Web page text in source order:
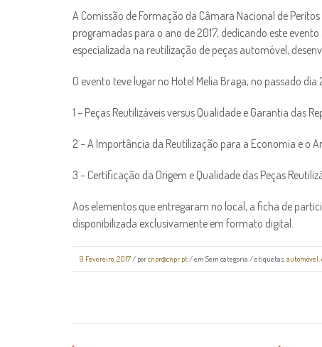
A Comissão de Formação da Câmara Nacional de
programadas para o ano de 2017, dedicando este
especializada na reutilização de peças automóvel,
O evento teve lugar no Hotel Melia Braga, no passado
1 – Peças Reutilizáveis versus Qualidade e Garantia das
2 – A Importância da Reutilização para a Economia e o
3 – Certificação da Origem e Qualidade das Peças
Aos elementos que entregaram no local, a ficha de
disponibilizada exclusivamente em formato digital.
9 Fevereiro, 2017/ porcnpr@cnpr.pt/ em Sem categoria / etiquetas:automóvel,